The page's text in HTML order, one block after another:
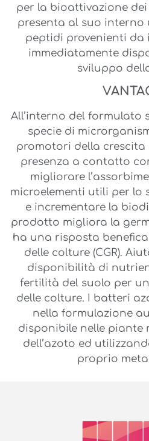
per la bioattivazione
presenta al suo interno
peptidi provenienti da
immediatamente
sviluppo
All’interno del formulato
specie di
promotori della crescita
presenza a contatto
migliorare
microelementi utili per lo
e incrementare la
prodotto migliora la
ha una risposta
delle colture (CGR).
disponibilità di
fertilità del suolo per
delle colture. I batteri
nella formulazione
disponibile nelle piante
dell’azoto ed
proprio